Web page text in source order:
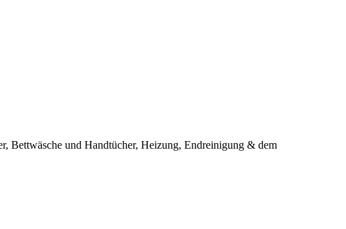
Bettwäsche und Handtücher, Heizung, Endreinigung & dem